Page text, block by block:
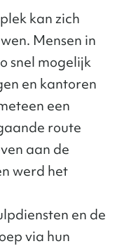
kan zich
Mensen in
snel mogelijk
en kantoren
een
route
aan de
werd het
en de
via hun